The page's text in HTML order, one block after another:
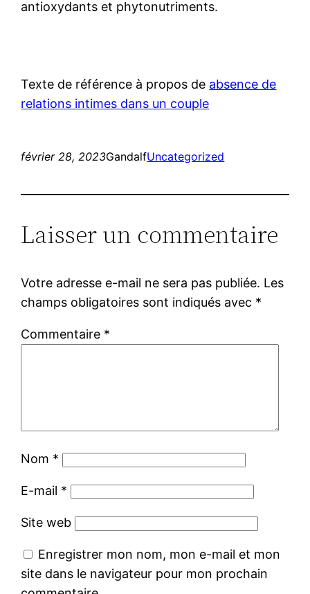
antioxydants et phytonutriments.
Texte de référence à propos de absence de
relations intimes dans un couple
février 28, 2023GandalfUncategorized
Laisser un commentaire
Votre adresse e-mail ne sera pas publiée. Les
champs obligatoires sont indiqués avec *
Commentaire *
Nom *
E-mail *
Site web
Enregistrer mon nom, mon e-mail et mon
site dans le navigateur pour mon prochain